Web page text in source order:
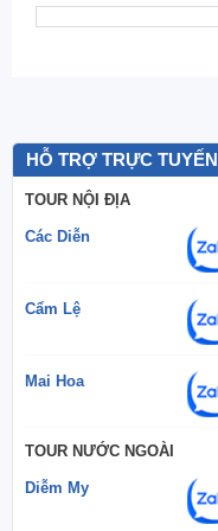
HỖ TRỢ TRỰC TUYẾN
TOUR NỘI ĐỊA
Các Diễn
Cẩm Lệ
Mai Hoa
TOUR NƯỚC NGOÀI
Diễm My